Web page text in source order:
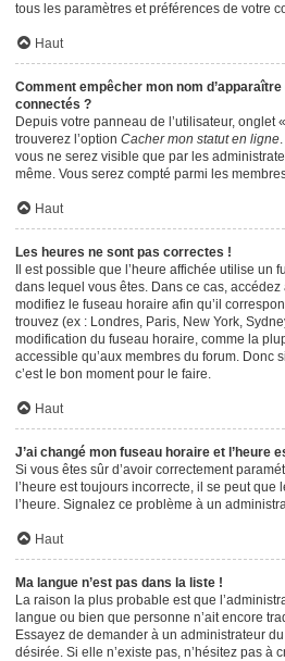
tous les paramètres et préférences de votre
Haut
Comment empêcher mon nom
connectés ?
Depuis votre panneau de l’utilisateur, onglet
trouverez l’option Cacher mon statut en ligne
vous ne serez visible que par les
même. Vous serez compté parmi les
Haut
Les heures ne sont pas correctes !
Il est possible que l’heure affichée utilise un
dans lequel vous êtes. Dans ce cas, accédez
modifiez le fuseau horaire afin qu’il
trouvez (ex : Londres, Paris, New York,
modification du fuseau horaire, comme la
accessible qu’aux membres du forum. Donc
c’est le bon moment pour le faire.
Haut
J’ai changé mon fuseau horaire et l’heure
Si vous êtes sûr d’avoir correctement
l’heure est toujours incorrecte, il se peut que
l’heure. Signalez ce problème à un
Haut
Ma langue n’est pas dans la liste !
La raison la plus probable est que
langue ou bien que personne n’ait encore
Essayez de demander à un administrateur
désirée. Si elle n’existe pas, n’hésitez pas à